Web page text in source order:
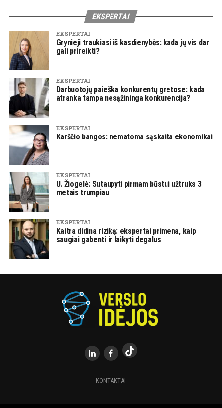
EKSPERTAI
EKSPERTAI
Grynieji traukiasi iš kasdienybės: kada jų vis dar
gali prireikti?
EKSPERTAI
Darbuotojų paieška konkurentų gretose: kada
atranka tampa nesąžininga konkurencija?
EKSPERTAI
Karščio bangos: nematoma sąskaita ekonomikai
EKSPERTAI
U. Žiogelė: Sutaupyti pirmam būstui užtruks 3
metais trumpiau
EKSPERTAI
Kaitra didina riziką: ekspertai primena, kaip
saugiai gabenti ir laikyti degalus
KONTAKTAI